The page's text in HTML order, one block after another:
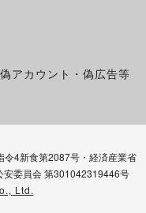
アカウント・偽広告等
4新食第2087号・経済産業省
委員会 第301042319446号
Ltd.